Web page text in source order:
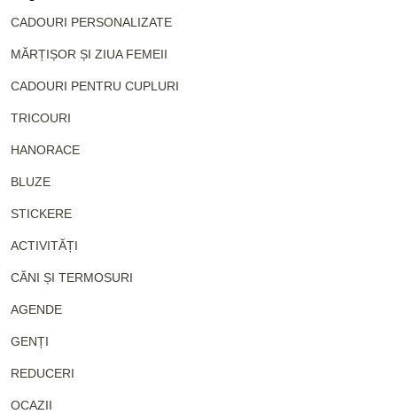
CADOURI PERSONALIZATE
MĂRȚIȘOR ȘI ZIUA FEMEII
CADOURI PENTRU CUPLURI
TRICOURI
HANORACE
BLUZE
STICKERE
ACTIVITĂȚI
CĂNI ȘI TERMOSURI
AGENDE
GENȚI
REDUCERI
OCAZII